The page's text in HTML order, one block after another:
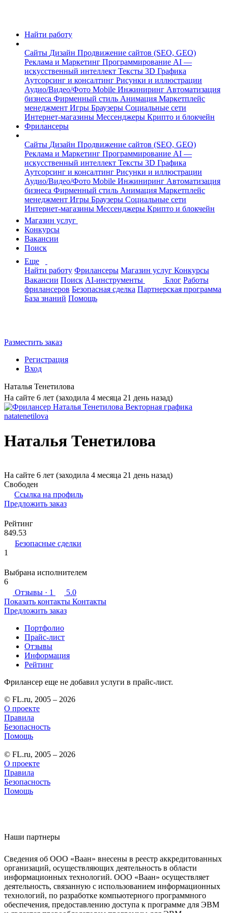
Найти работу
Сайты Дизайн Продвижение сайтов (SEO, GEO)
Реклама и Маркетинг Программирование AI —
искусственный интеллект Тексты 3D Графика
Аутсорсинг и консалтинг Рисунки и иллюстрации
Аудио/Видео/Фото Mobile Инжиниринг Автоматизация
бизнеса Фирменный стиль Анимация Маркетплейс
менеджмент Игры Браузеры Социальные сети
Интернет-магазины Мессенджеры Крипто и блокчейн
Фрилансеры
Сайты Дизайн Продвижение сайтов (SEO, GEO)
Реклама и Маркетинг Программирование AI —
искусственный интеллект Тексты 3D Графика
Аутсорсинг и консалтинг Рисунки и иллюстрации
Аудио/Видео/Фото Mobile Инжиниринг Автоматизация
бизнеса Фирменный стиль Анимация Маркетплейс
менеджмент Игры Браузеры Социальные сети
Интернет-магазины Мессенджеры Крипто и блокчейн
Магазин услуг
Конкурсы
Вакансии
Поиск
Еще
Найти работу Фрилансеры Магазин услуг Конкурсы
Вакансии Поиск AI-инструменты Блог Работы
фрилансеров Безопасная сделка Партнерская программа
База знаний Помощь
Разместить заказ
Регистрация
Вход
Наталья Тенетилова
На сайте 6 лет (заходила 4 месяца 21 день назад)
Наталья Тенетилова
На сайте 6 лет (заходила 4 месяца 21 день назад)
Свободен
Ссылка на профиль
Предложить заказ
Рейтинг
849.53
Безопасные сделки
1
Выбрана исполнителем
6
Отзывы · 1
5.0
Показать контакты Контакты
Предложить заказ
Портфолио
Прайс-лист
Отзывы
Информация
Рейтинг
Фрилансер еще не добавил услуги в прайс-лист.
© FL.ru, 2005 – 2026
О проекте
Правила
Безопасность
Помощь
© FL.ru, 2005 – 2026
О проекте
Правила
Безопасность
Помощь
Наши партнеры
Сведения об ООО «Ваан» внесены в реестр аккредитованных
организаций, осуществляющих деятельность в области
информационных технологий. ООО «Ваан» осуществляет
деятельность, связанную с использованием информационных
технологий, по разработке компьютерного программного
обеспечения, предоставлению доступа к программе для ЭВМ